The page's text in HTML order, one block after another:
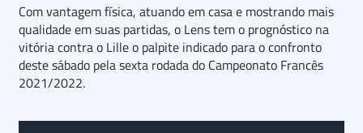
Com vantagem física, atuando em casa e mostrando mais
qualidade em suas partidas, o Lens tem o prognóstico na
vitória contra o Lille o palpite indicado para o confronto
deste sábado pela sexta rodada do Campeonato Francês
2021/2022.